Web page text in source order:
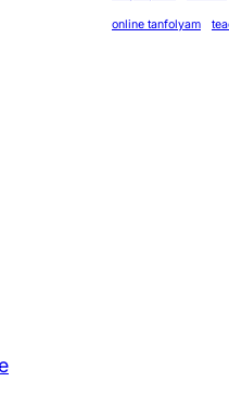
online tanfolyam